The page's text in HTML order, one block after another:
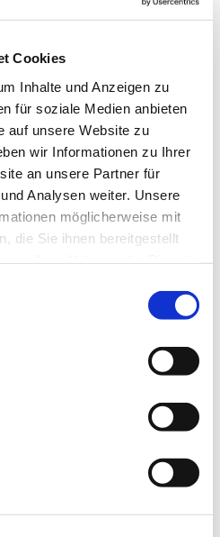
Cookies
Inhalte und Anzeigen zu
für soziale Medien anbieten
auf unsere Website zu
wir Informationen zu Ihrer
an unsere Partner für
Analysen weiter. Unsere
möglicherweise mit
die Sie ihnen bereitgestellt
im Sommer
beginnt bei uns die
durchgehend
Scheer im Urlaub.
Fr. Dr. Mihm im
wenn wir in
oder andere